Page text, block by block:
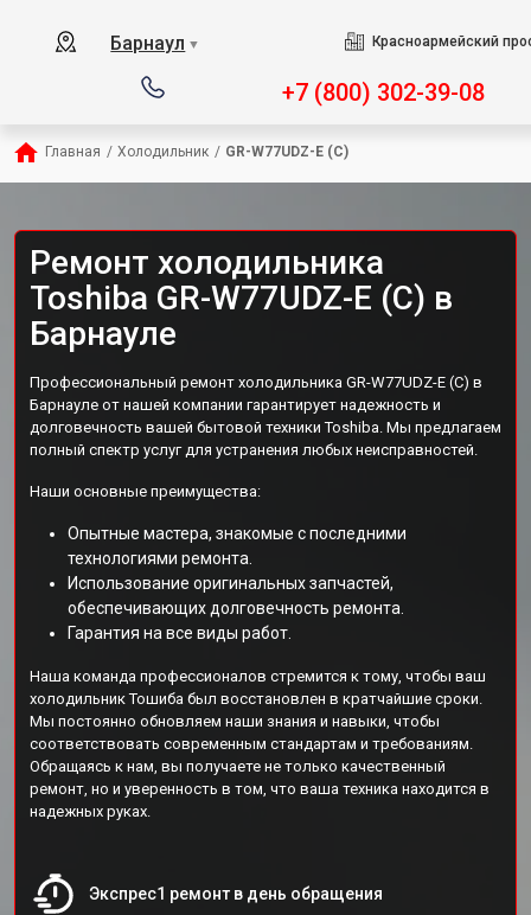
Барнаул ▼ Красноармейский
+7 (800) 302-39-08
Главная / Холодильник / GR-W77UDZ-E (C)
Ремонт холодильника
Toshiba GR-W77UDZ-E (C) в
Барнауле
Профессиональный ремонт холодильника GR-W77UDZ-E (C) в
Барнауле от нашей компании гарантирует надежность и
долговечность вашей бытовой техники Toshiba. Мы предлагаем
полный спектр услуг для устранения любых неисправностей.
Наши основные преимущества:
Опытные мастера, знакомые с последними
технологиями ремонта.
Использование оригинальных запчастей,
обеспечивающих долговечность ремонта.
Гарантия на все виды работ.
Наша команда профессионалов стремится к тому, чтобы ваш
холодильник Тошиба был восстановлен в кратчайшие сроки.
Мы постоянно обновляем наши знания и навыки, чтобы
соответствовать современным стандартам и требованиям.
Обращаясь к нам, вы получаете не только качественный
ремонт, но и уверенность в том, что ваша техника находится в
надежных руках.
Экспрес1 ремонт в день обращения